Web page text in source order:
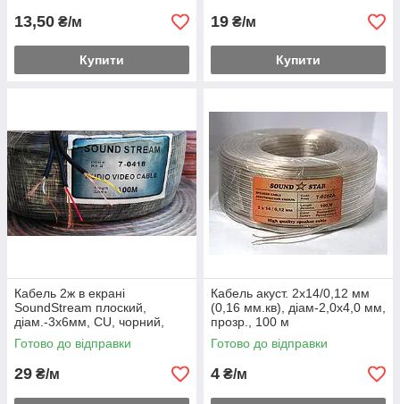
13,50 ₴/м
Купити
19 ₴/м
Купити
Кабель 2ж в екрані
SoundStream плоский,
діам.-3х6мм, CU, чорний,
100м
Готово до відправки
29 ₴/м
Кабель акуст. 2х14/0,12 мм
(0,16 мм.кв), діам-2,0x4,0 мм,
прозр., 100 м
Готово до відправки
4 ₴/м